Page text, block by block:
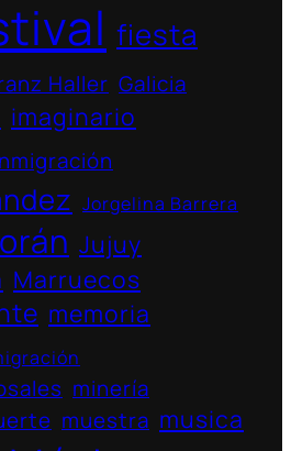
fiesta
Haller Galicia
imaginario
Jorgelina Barrera
Jujuy
Marruecos
memoria
minería
muestra musica